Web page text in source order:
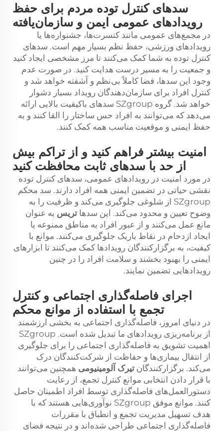
سد‌های کنترل توده مردم برای حفظ
رویدادهای عمومی ایمن و سازمان‌یافته
در مجمع‌های عمومی مانند کنسرت‌ها، جشنواره‌ها یا
رویدادهای ورزشی، حفظ نظم بسیار مهم است. سد‌های
کنترل توده به شما کمک می‌کنند تا مرز مشخصی ایجاد کنید
و جمعیت را به مسیر درست هدایت کنید. در صورت عدم
وجود این سدها، فضا کاملاً بی‌نظم و آشفته خواهد شد و
کنترل افراد برای سازمان‌دهندگان رویداد بسیار دشوار
خواهد شد. گروه SZgroup سدهای باکیفیت بالایی ارائه
می‌دهد که می‌توانند به افراد حس ساختار را القا کنند و به
حفظ ایمنی و موقعیت مناسب همه کمک کنند.
امنیت بیشتر فراهم کنید و از تراکم بیش
از حد با سدهای ثابت محافظت کنید
در مورد امنیت در رویدادهای عمومی، سدهای کنترل توده
نقشی حیاتی در تضمین ایمنی همه افراد دارند. سد محکم
SZgroup از شلوغی جلوگیری می‌کند و ظرفیت را به
وضوح تعیین و محدود می‌کند. این سدها تریس به عنوان
مانع عمل می‌کنند و از عبور افراد به مناطق ممنوعه یا
ایجاد ازدحام در نقاط باریک جلوگیری می‌کنند. موانع با
کیفیت، به برگزارکنندگان رویدادها کمک می‌کنند تا ابزارهای
ایمنی را بهبود بخشند و سلامت افراد را در چنین
رویدادهایی تضمین نمایند.
اجرای فاصله‌گذاری اجتماعی و کنترل
تجمع با استفاده از موانع محکم
در دنیای امروز، فاصله‌گذاری اجتماعی به بخشی ارزشمند
از برنامه‌ریزی رویدادهای ما تبدیل شده است. SZgroup
اهمیت تشویق به فاصله‌گذاری اجتماعی را برای جلوگیری
از انتقال بیماری‌ها و حفاظت از شرکت‌کنندگان درک
می‌کند. برگزارکنندگان تیرک آلومینیومی همچنین می‌توانند
با قرار دادن انتخابی موانع کنترل تجمع، از رعایت
دستورالعمل‌های فاصله‌گذاری توسط افراد اطمینان حاصل
کنند. موانع موفق SZgroup نوآوری‌هایی هستند که با
هدف تسهیل مدیریت تجمع و انطباق با مقررات
فاصله‌گذاری اجتماعی طراحی شده‌اند و در نتیجه فضای